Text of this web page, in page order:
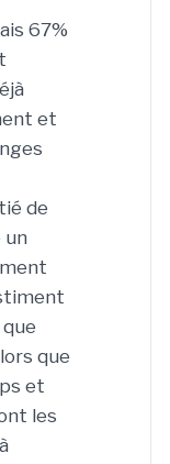
67%
et
de
un
que
et
les